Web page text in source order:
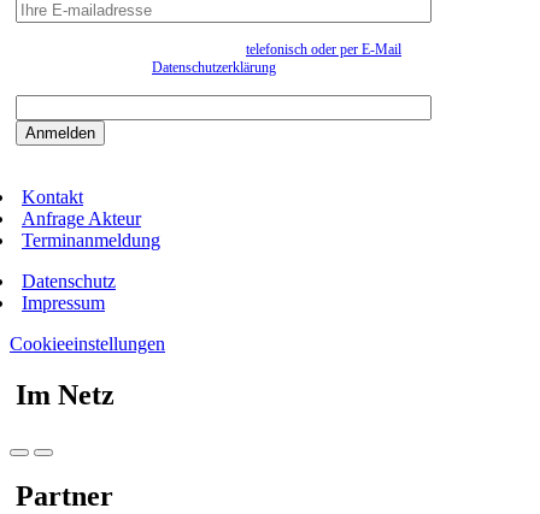
telefonisch oder per E-Mail
Datenschutzerklärung
Kontakt
Anfrage Akteur
Terminanmeldung
Datenschutz
Impressum
Cookieeinstellungen
Im Netz
Partner